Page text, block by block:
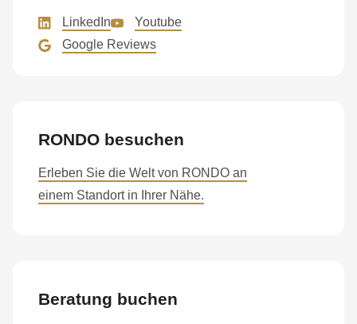
>Drupal\rondo_contact\
{closure}
modules/custom/rondo_contact/src/ContactService.php
LinkedIn
Youtube
Google Reviews
RONDO besuchen
Erleben Sie die Welt von RONDO an
einem Standort in Ihrer Nähe.
Beratung buchen